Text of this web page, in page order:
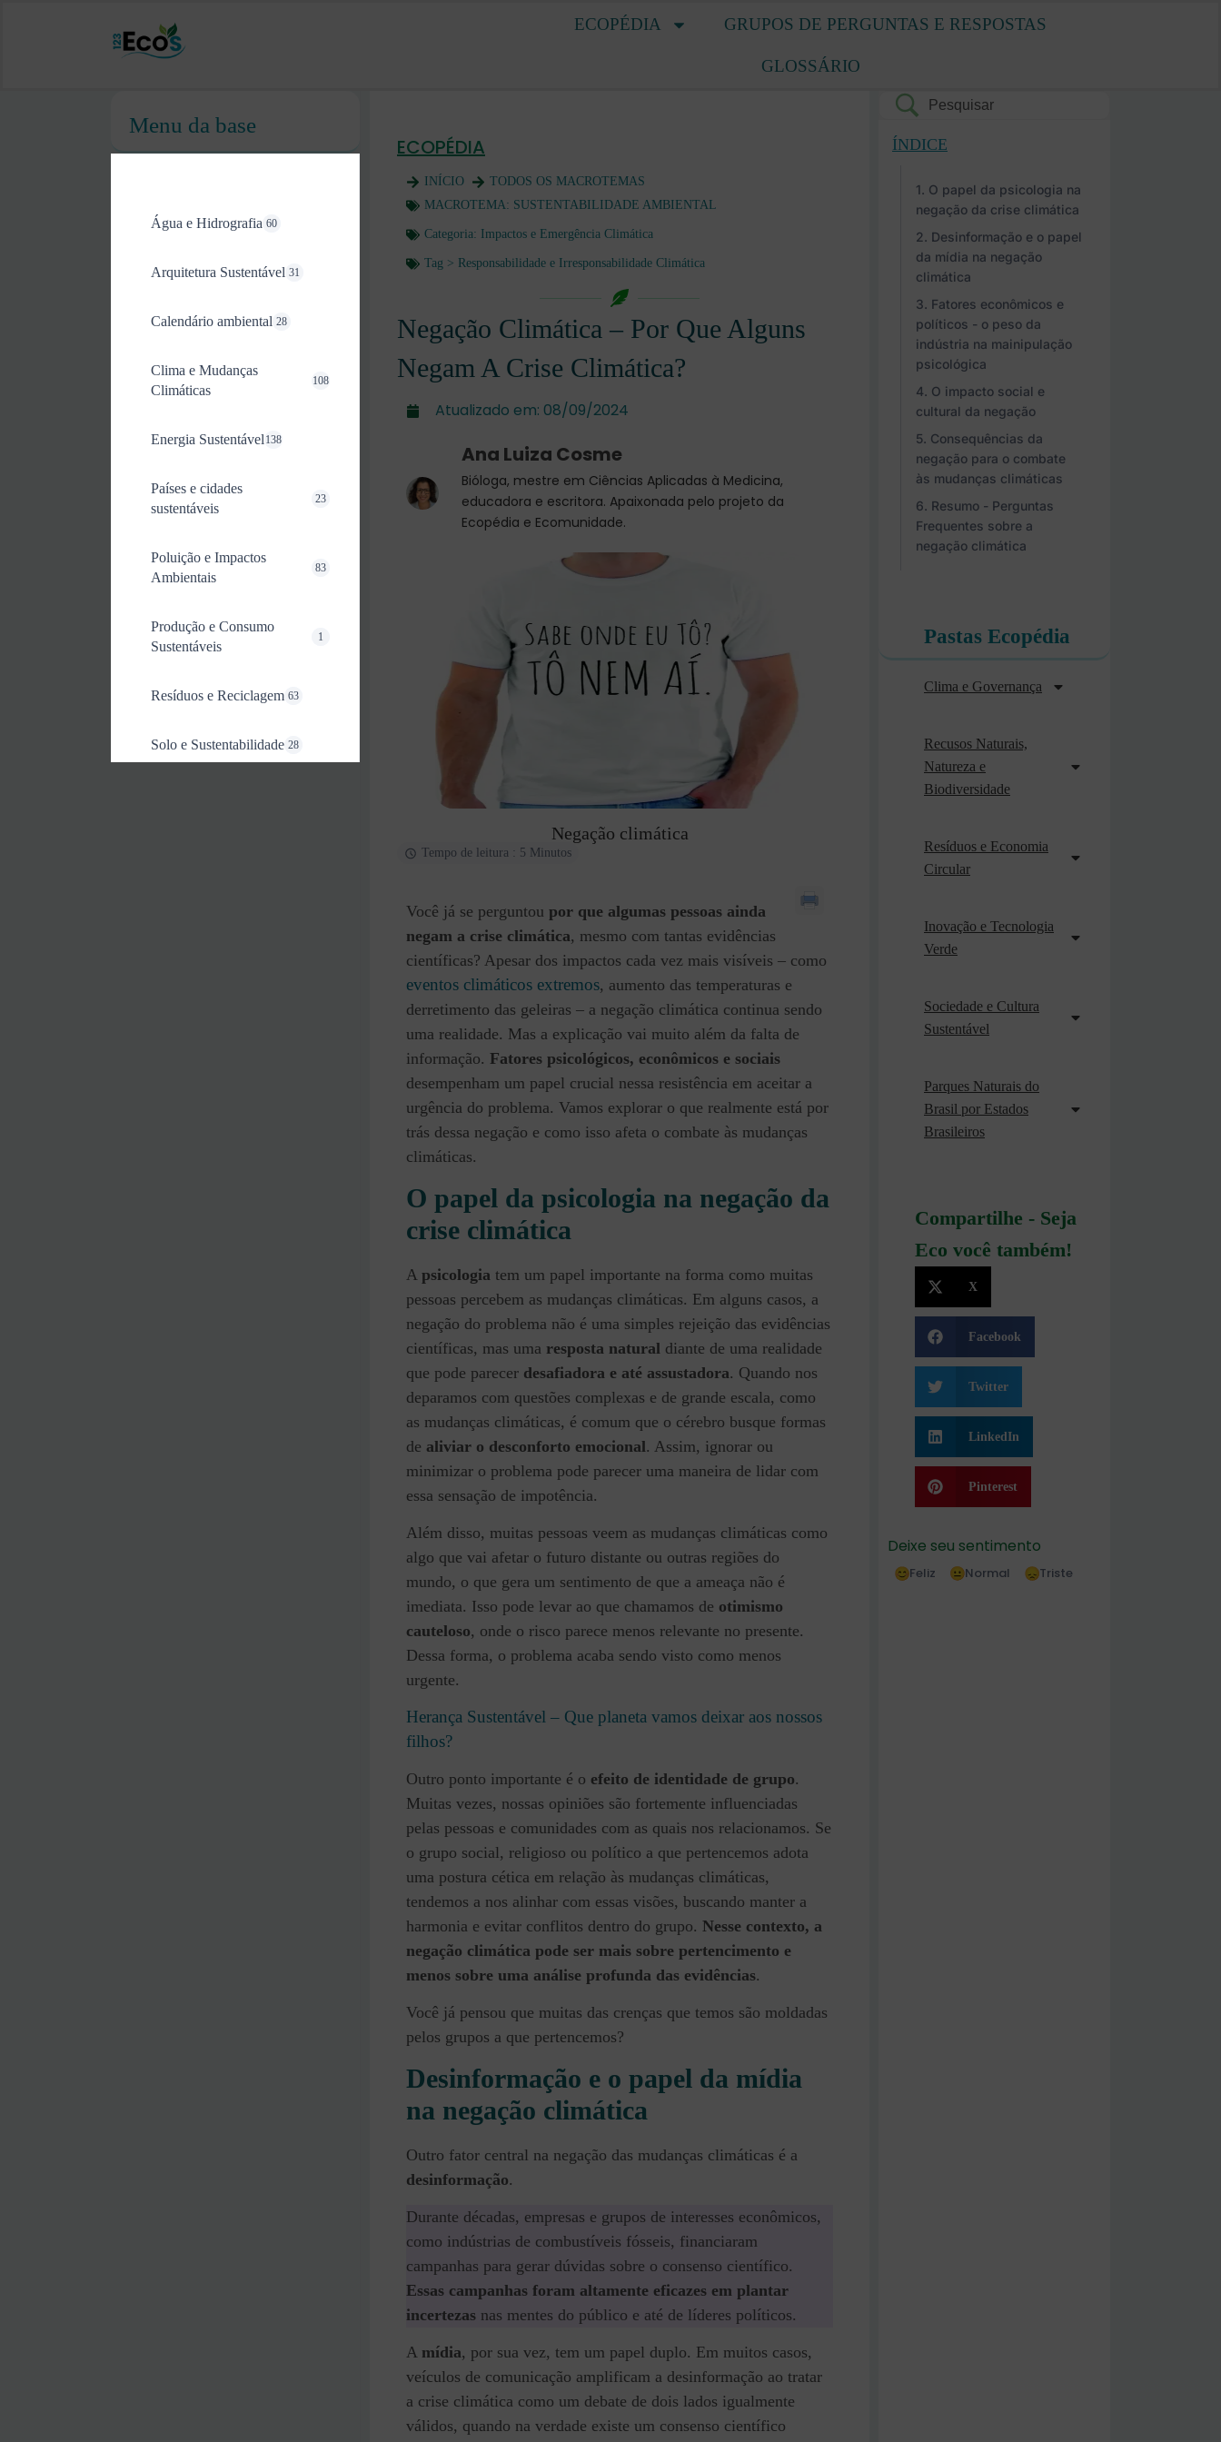
ECOPÉDIA GRUPOS DE PERGUNTAS E RESPOSTAS
GLOSSÁRIO
Menu da base
Água e Hidrografia 60
Arquitetura Sustentável 31
Calendário ambiental 28
Clima e Mudanças
Climáticas
108
Energia Sustentável 138
Países e cidades
sustentáveis
23
Poluição e Impactos
Ambientais
83
Produção e Consumo
Sustentáveis
1
Resíduos e Reciclagem 63
Solo e Sustentabilidade 28
ECOPÉDIA
INÍCIO
TODOS OS MACROTEMAS
MACROTEMA: SUSTENTABILIDADE AMBIENTAL
Categoria: Impactos e Emergência Climática
Tag > Responsabilidade e Irresponsabilidade Climática
Negação Climática – Por Que Alguns
Negam A Crise Climática?
Atualizado em: 08/09/2024
Ana Luiza Cosme
Bióloga, mestre em Ciências Aplicadas à Medicina,
educadora e escritora. Apaixonada pelo projeto da
Ecopédia e Ecomunidade.
Negação climática
Tempo de leitura : 5 Minutos
Você já se perguntou por que algumas pessoas ainda
negam a crise climática, mesmo com tantas evidências
científicas? Apesar dos impactos cada vez mais visíveis – como
eventos climáticos extremos, aumento das temperaturas e
derretimento das geleiras – a negação climática continua sendo
uma realidade. Mas a explicação vai muito além da falta de
informação. Fatores psicológicos, econômicos e sociais
desempenham um papel crucial nessa resistência em aceitar a
urgência do problema. Vamos explorar o que realmente está por
trás dessa negação e como isso afeta o combate às mudanças
climáticas.
O papel da psicologia na negação da
crise climática
A psicologia tem um papel importante na forma como muitas
pessoas percebem as mudanças climáticas. Em alguns casos, a
negação do problema não é uma simples rejeição das evidências
científicas, mas uma resposta natural diante de uma realidade
que pode parecer desafiadora e até assustadora. Quando nos
deparamos com questões complexas e de grande escala, como
as mudanças climáticas, é comum que o cérebro busque formas
de aliviar o desconforto emocional. Assim, ignorar ou
minimizar o problema pode parecer uma maneira de lidar com
essa sensação de impotência.
Além disso, muitas pessoas veem as mudanças climáticas como
algo que vai afetar o futuro distante ou outras regiões do
mundo, o que gera um sentimento de que a ameaça não é
imediata. Isso pode levar ao que chamamos de otimismo
cauteloso, onde o risco parece menos relevante no presente.
Dessa forma, o problema acaba sendo visto como menos
urgente.
Herança Sustentável – Que planeta vamos deixar aos nossos
filhos?
Outro ponto importante é o efeito de identidade de grupo.
Muitas vezes, nossas opiniões são fortemente influenciadas
pelas pessoas e comunidades com as quais nos relacionamos. Se
o grupo social, religioso ou político a que pertencemos adota
uma postura cética em relação às mudanças climáticas,
tendemos a nos alinhar com essas visões, buscando manter a
harmonia e evitar conflitos dentro do grupo. Nesse contexto, a
negação climática pode ser mais sobre pertencimento e
menos sobre uma análise profunda das evidências.
Você já pensou que muitas das crenças que temos são moldadas
pelos grupos a que pertencemos?
Desinformação e o papel da mídia
na negação climática
Outro fator central na negação das mudanças climáticas é a
desinformação.
Durante décadas, empresas e grupos de interesses econômicos,
como indústrias de combustíveis fósseis, financiaram
campanhas para gerar dúvidas sobre o consenso científico.
Essas campanhas foram altamente eficazes em plantar
incertezas nas mentes do público e até de líderes políticos.
A mídia, por sua vez, tem um papel duplo. Em muitos casos,
veículos de comunicação amplificam a desinformação ao tratar
a crise climática como um debate de dois lados igualmente
válidos, quando na verdade existe um consenso científico
ÍNDICE
O papel da psicologia na
negação da crise climática
Desinformação e o papel
da mídia na negação
climática
Fatores econômicos e
políticos - o peso da
indústria na mainipulação
psicológica
O impacto social e
cultural da negação
Consequências da
negação para o combate
às mudanças climáticas
Resumo - Perguntas
Frequentes sobre a
negação climática
Pastas Ecopédia
Clima e Governança
Recusos Naturais,
Natureza e
Biodiversidade
Resíduos e Economia
Circular
Inovação e Tecnologia
Verde
Sociedade e Cultura
Sustentável
Parques Naturais do
Brasil por Estados
Brasileiros
Compartilhe - Seja
Eco você também!
X
Facebook
Twitter
LinkedIn
Pinterest
Deixe seu sentimento
Feliz Normal Triste